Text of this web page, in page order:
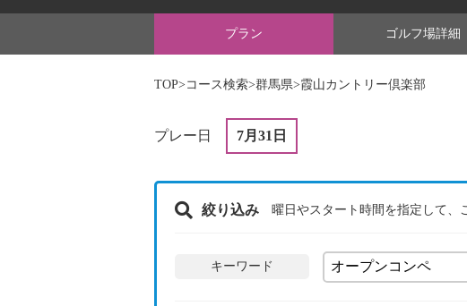
プラン ゴルフ場詳細
TOP> コース検索>群馬県>霞山カントリー倶楽部
プレー日 7月31日
絞り込み 曜日やスタート時間を指定して、
キーワード